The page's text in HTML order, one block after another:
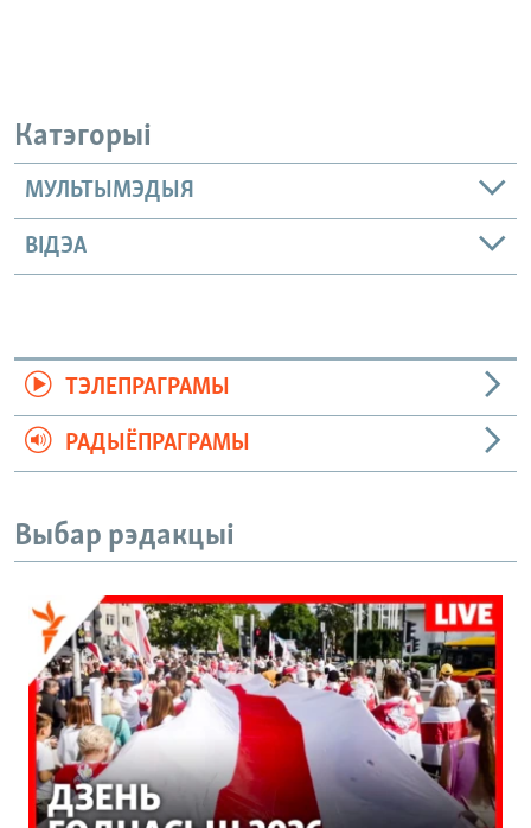
Катэгорыі
МУЛЬТЫМЭДЫЯ
ВІДЭА
ТЭЛЕПРАГРАМЫ
РАДЫЁПРАГРАМЫ
Выбар рэдакцыі